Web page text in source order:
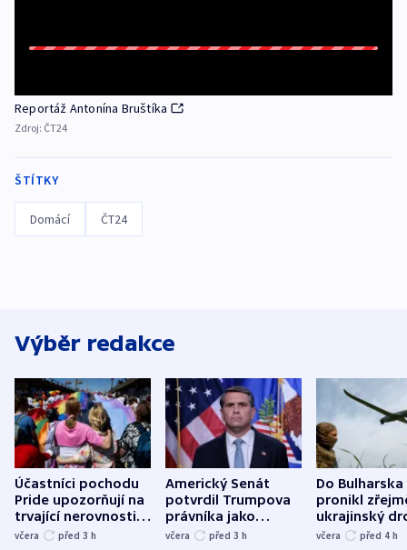
Reportáž Antonína Bruštíka
Zdroj: ČT24
ŠTÍTKY
Domácí ČT24
Výběr redakce
Účastníci pochodu
Pride upozorňují na
trvající nerovnosti i
společenskou
včera před 3 h
Americký Senát
potvrdil Trumpova
právníka jako
ministra
včera před 3 h
Do Bulharska
pronikl
ukrajinský
explodoval
včera před 4 h